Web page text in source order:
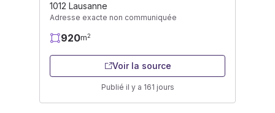
1012 Lausanne
Adresse exacte non communiquée
920m2
Voir la source
Publié il y a 161 jours